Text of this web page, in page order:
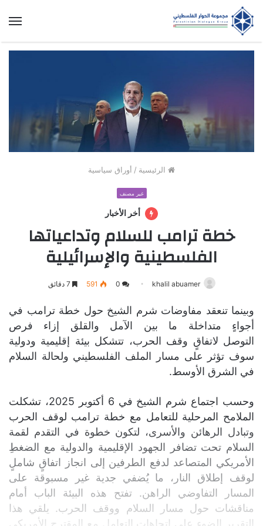
الرئيسية / أوراق سياسية
غير مصنف
أخر الأخبار
خطة ترامب للسلام وتداعياتها
الفلسطينية والإسرائيلية
khalil abuamer
0
591
وبينما تنعقد مفاوضات شرم الشيخ حول خطة ترامب في
أجواءٍ متداخلة ما بين الآمل والقلق إزاء فرص
التوصل لاتفاقٍ وقف الحرب، تتشكل بيئة إقليمية ودولية
سوف تؤثر على مسار الملف الفلسطيني ولحالة السلام
في الشرق الأوسط.
وحسب اجتماع شرم الشيخ في 6 أكتوبر 2025، تشكلت
الملامح المرحلية للتعامل مع خطة ترامب لوقف الحرب
وتبادل الرهائن والأسرى، لتكون خطوة في التقدم لقمة
السلام تحت تضافر الجهود الإقليمية والدولية مع الضغطِ
الأمريكي المتصاعد لدفع الطرفين إلى انجاز اتفاقٍ شاملٍ
لوقف إطلاق النار، ما يُضفي جدية غير مسبوقة على
المسار التفاوضي الراهن. تفتح هذه البيئة الباب أمام
مناقشات حول مسار السلام ووقف الحرب. يلقي هذا
التقرير الضوء على اتجاهات التعامل مع المقترح الأمريكي